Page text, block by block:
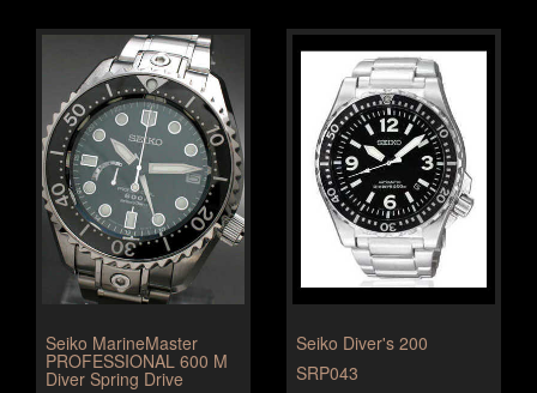
Seiko MarineMaster
PROFESSIONAL 600 M
Diver Spring Drive
Seiko Diver's 200
SRP043